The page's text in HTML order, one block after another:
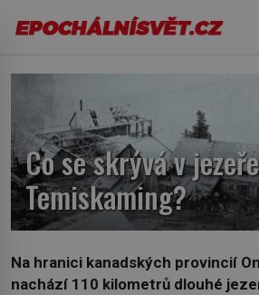
Co se skrývá v jezeře
Temiskaming?
Na hranici kanadských provincií
nachází 110 kilometrů dlouhé